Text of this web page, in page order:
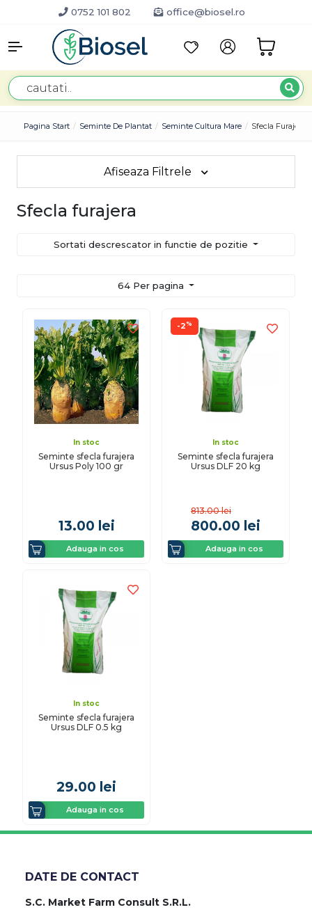
0752 101 802 office@biosel.ro
Pagina Start Seminte De Plantat Seminte Cultura Mare Sfecla Furajera
Afiseaza Filtrele
Sfecla furajera
Sortati descrescator in functie de pozitie
64 Per pagina
In stoc
Seminte sfecla furajera
Ursus Poly 100 gr
13.00 lei
Adauga in cos
-2%
In stoc
Seminte sfecla furajera
Ursus DLF 20 kg
813.00 lei
800.00 lei
Adauga in cos
In stoc
Seminte sfecla furajera
Ursus DLF 0.5 kg
29.00 lei
Adauga in cos
DATE DE CONTACT
S.C. Market Farm Consult S.R.L.